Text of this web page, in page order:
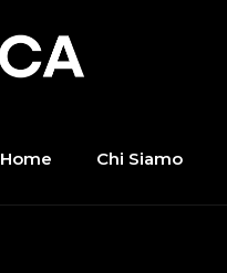
Home Chi Siamo